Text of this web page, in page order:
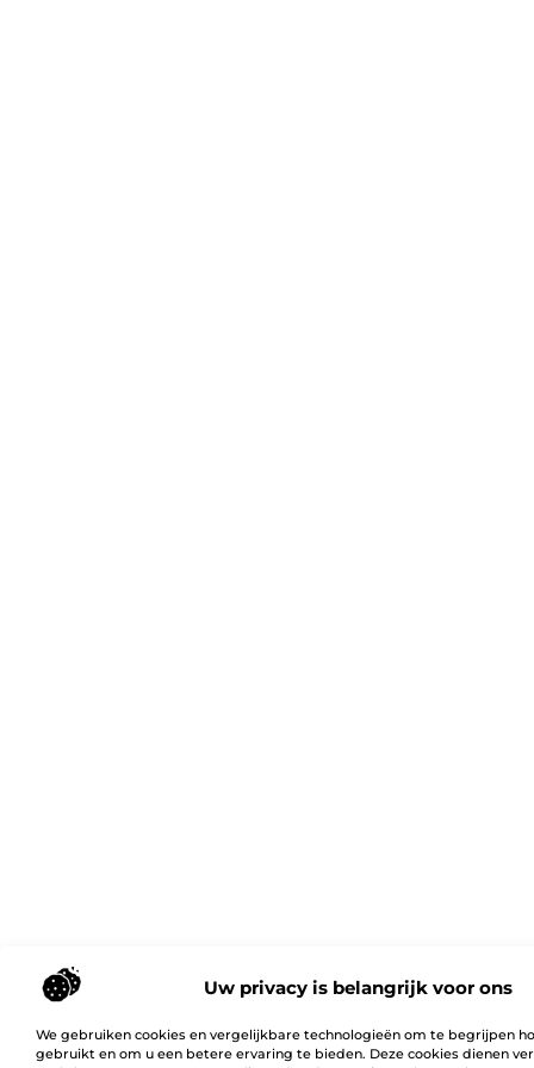
Uw privacy is belangrijk voor ons
We gebruiken cookies en vergelijkbare technologieën om te begrijpen
gebruikt en om u een betere ervaring te bieden. Deze cookies dienen